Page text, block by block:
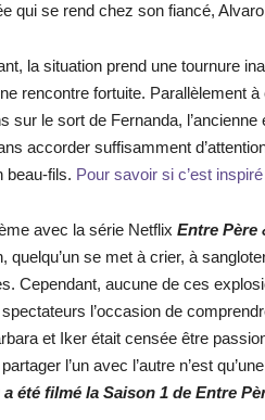
qui se rend chez son fiancé,
la situation prend une tournure
rencontre fortuite. Parallèlement
sur le sort de Fernanda,
accorder suffisamment
beau-fils. Pour savoir si c’est
avec la série Netflix Entre Père
quelqu’un se met à crier, à
Cependant, aucune de ces
l’occasion de
et Iker était censée être
l’un avec l’autre n’est
a été filmé la Saison 1 de Entre